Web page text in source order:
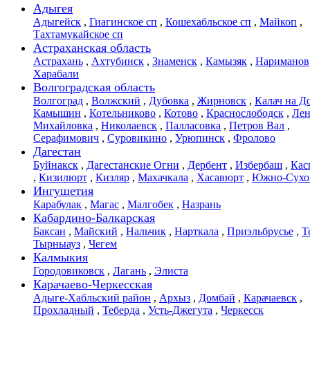
Адыгея
Адыгейск , Гиагинское сп , Кошехабльское сп , Майкоп ,
Тахтамукайское сп
Астраханская область
Астрахань , Ахтубинск , Знаменск , Камызяк , Нариманов
Харабали
Волгоградская область
Волгоград , Волжский , Дубовка , Жирновск , Калач на
Камышин , Котельниково , Котово , Краснослободск ,
Михайловка , Николаевск , Палласовка , Петров Вал ,
Серафимович , Суровикино , Урюпинск , Фролово
Дагестан
Буйнакск , Дагестанские Огни , Дербент , Избербаш ,
, Кизилюрт , Кизляр , Махачкала , Хасавюрт , Южно-
Ингушетия
Карабулак , Магас , Малгобек , Назрань
Кабардино-Балкарская
Баксан , Майский , Нальчик , Нарткала , Приэльбрусье ,
Тырныауз , Чегем
Калмыкия
Городовиковск , Лагань , Элиста
Карачаево-Черкесская
Адыге-Хабльский район , Архыз , Домбай , Карачаевск ,
Прохладный , Теберда , Усть-Джегута , Черкесск